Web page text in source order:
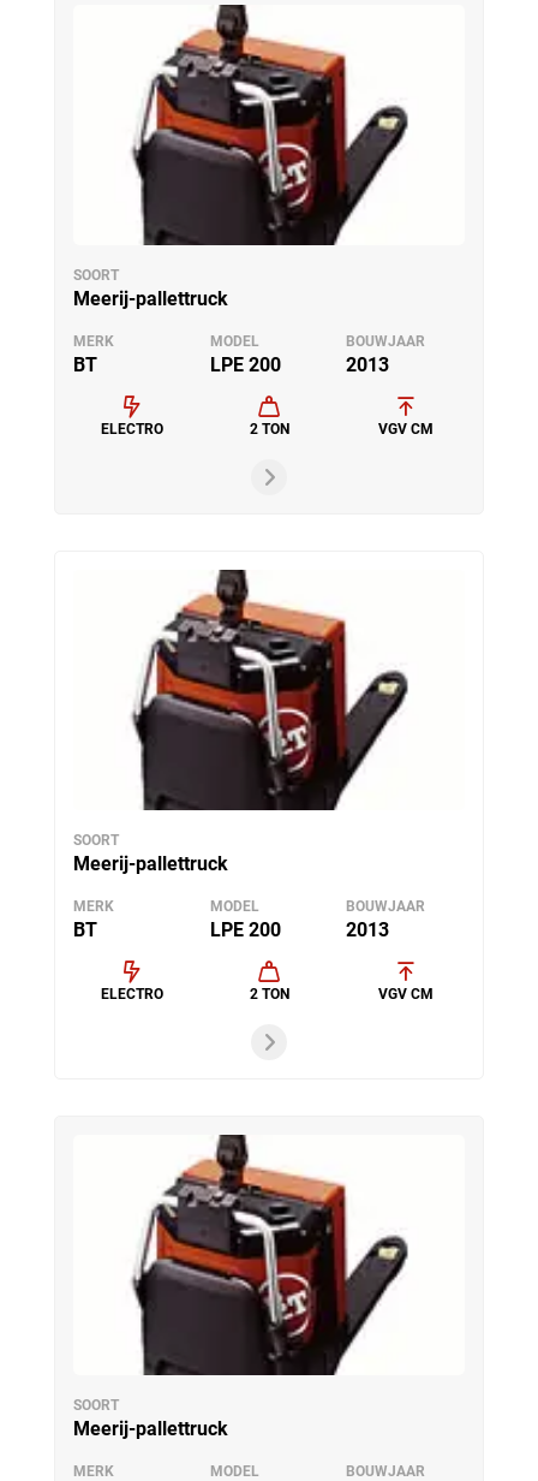
SOORT
Meerij-pallettruck
MERK
BT
MODEL
LPE 200
BOUWJAAR
2013
ELECTRO 2 TON VGV CM
SOORT
Meerij-pallettruck
MERK
BT
MODEL
LPE 200
BOUWJAAR
2013
ELECTRO 2 TON VGV CM
SOORT
Meerij-pallettruck
MERK MODEL BOUWJAAR